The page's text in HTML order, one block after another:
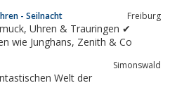
- Seilnacht Freiburg
✔
Reparaturen im Haus ✔ Marken wie Junghans, Zenith & Co
Simonswald
Welt der